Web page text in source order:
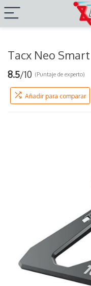
Tacx Neo Smart
8.5/10 (Puntaje de experto)
Añadir para comparar